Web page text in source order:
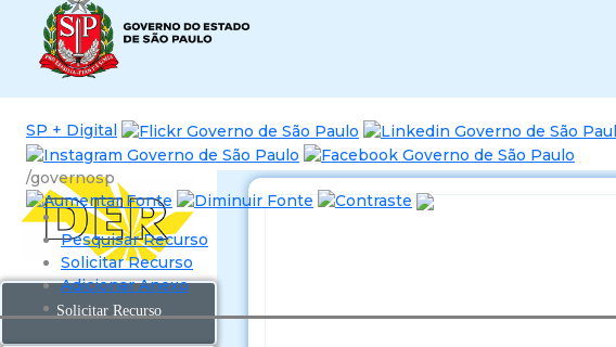
SP + Digital
/governosp
Pesquisar Recurso
Solicitar Recurso
Adicionar Anexo
Solicitar Recurso